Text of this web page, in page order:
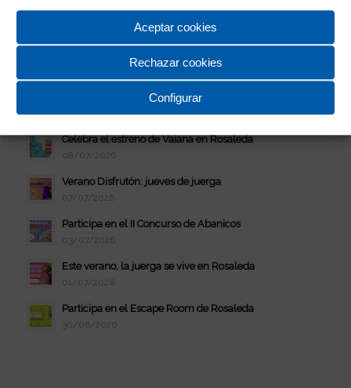
Aceptar cookies
Rechazar cookies
Configurar
Vive el eclipse solar con Rosaleda
Verano Disfrutón: Bingo musical
10/07/2026
Celebra el estreno de Vaiana en Rosaleda
08/07/2026
Verano Disfrutón: jueves de juerga
07/07/2026
Participa en el II Concurso de Abanicos
03/07/2026
Este verano, la juerga se vive en Rosaleda
01/07/2026
Participa en el Escape Room de Rosaleda
30/06/2026